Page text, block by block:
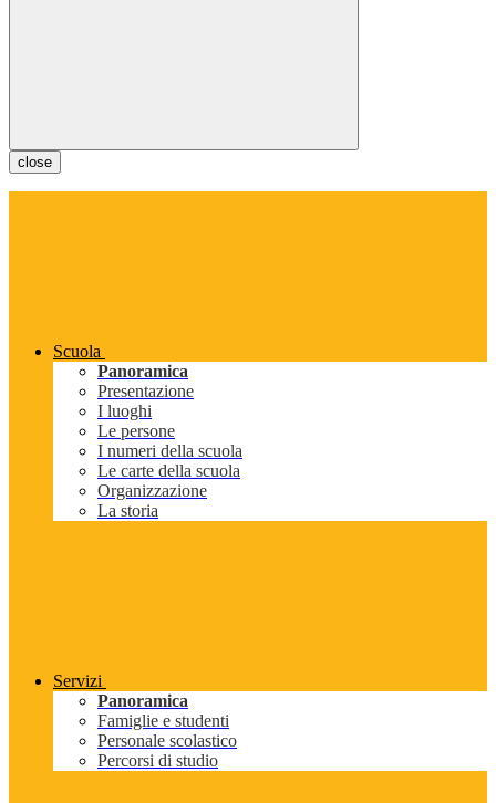
close
Scuola
Panoramica
Presentazione
I luoghi
Le persone
I numeri della scuola
Le carte della scuola
Organizzazione
La storia
Servizi
Panoramica
Famiglie e studenti
Personale scolastico
Percorsi di studio